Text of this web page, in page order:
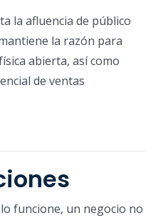
la afluencia de público
la razón para
abierta, así como
de ventas
funcione, un negocio no